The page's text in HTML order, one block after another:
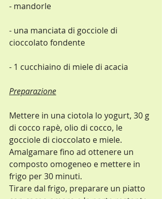
- mandorle
- una manciata di gocciole di
cioccolato fondente
- 1 cucchiaino di miele di acacia
Preparazione
Mettere in una ciotola lo yogurt, 30 g
di cocco rapè, olio di cocco, le
gocciole di cioccolato e miele.
Amalgamare fino ad ottenere un
composto omogeneo e mettere in
frigo per 30 minuti.
Tirare dal frigo, preparare un piatto